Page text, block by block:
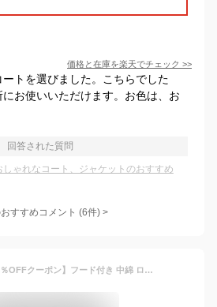
価格と在庫を楽天でチェック >>
トを選びました。こちらでした
お使いいただけます。お色は、お
回答された質問
ゃれなコート、ジャケットのおすすめ
すすめコメント (6件) >
【福袋特価×更に30％OFFクーポン】フード付き 中綿 ロングコート 極暖 ダウン アウター コート キッズアウター キッズコート 冬 冬服 暖かい 子供 子供服 キッズ ユニセックス キッズ 女の子 男の子 軽量 防寒 撥水 防風 プチプラ 高見え 韓国子供服